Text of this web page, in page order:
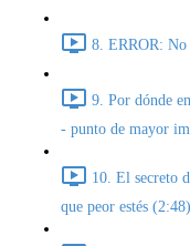
8. ERROR:
9. Por dónde
- punto de mayor
10. El secreto
que peor estés (2:48)